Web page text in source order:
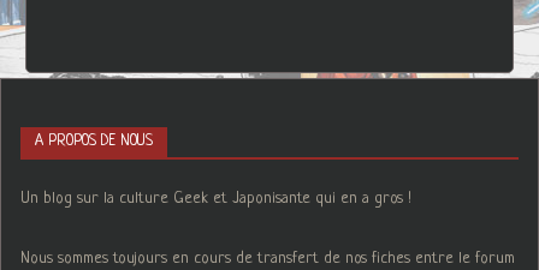
A PROPOS DE NOUS
Un blog sur la culture Geek et Japonisante qui en a gros !
Nous sommes toujours en cours de transfert de nos fiches entre le forum